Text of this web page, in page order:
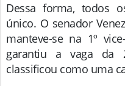
Dessa forma, todos
único. O senador
manteve-se na 1º
garantiu a vaga da
classificou como uma